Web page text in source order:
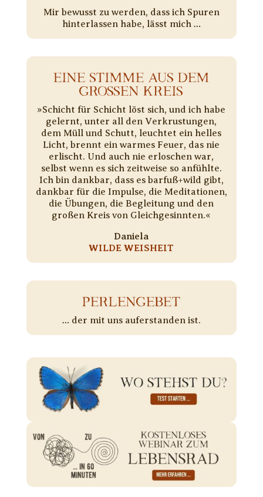
Mir bewusst zu werden, dass ich Spuren
hinterlassen habe, lässt mich …
EINE STIMME AUS DEM
GROSSEN KREIS
»Schicht für Schicht löst sich, und ich habe
gelernt, unter all den Verkrustungen,
dem Müll und Schutt, leuchtet ein helles
Licht, brennt ein warmes Feuer, das nie
erlischt. Und auch nie erloschen war,
selbst wenn es sich zeitweise so anfühlte.
Ich bin dankbar, dass es barfuß+wild gibt,
dankbar für die Impulse, die Meditationen,
die Übungen, die Begleitung und den
großen Kreis von Gleichgesinnten.«
Daniela
WILDE WEISHEIT
PERLENGEBET
… der mit uns auferstanden ist.